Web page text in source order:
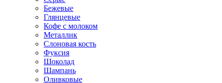
Бежевые
Глянцевые
Кофе с молоком
Металлик
Слоновая кость
Фуксия
Шоколад
Шампань
Оливковые